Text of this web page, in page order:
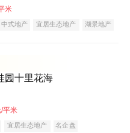
米
中式地产 宜居生态地产
湖景地产
园十里花海
平米
宜居生态地产 名企盘